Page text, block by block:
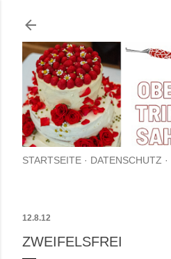
STARTSEITE DATENSCHUTZ
12.8.12
ZWEIFELSFREI